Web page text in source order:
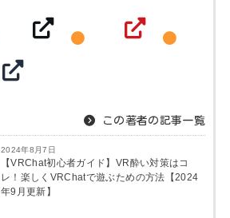
この著者の記事一覧
2024年8月7日
【VRChat初心者ガイド】VR酔い対策はコ
レ！楽しくVRChatで遊ぶための方法【2024
年9月更新】